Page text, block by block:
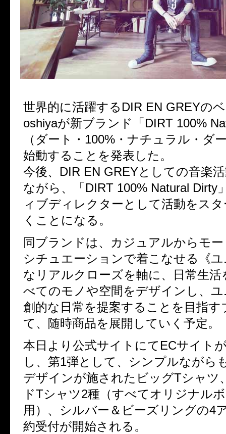
世界的に活躍するDIR EN GREYの
oshiyaが新ブランド「DIRT 100%
（ダート・100%・ナチュラル・ダ
始動することを発表した。
今後、DIR EN GREYとしての音楽
ながら、「DIRT 100% Natural Dirty
ィブディレクターとして活動をス
くことになる。
同ブランドは、カジュアルからモ
シチュエーションで着こなせる《
なリアルクローズを軸に、日常生活
べてのモノや空間をデザインし、
創的な日常を提案することを目指
て、随時商品を展開していく予定。
本日より公式サイトにてECサイト
し、第1弾として、シンプルながら
デザインが施されたビッグTシャツ
ドTシャツ2種（すべてオリジナル
用）、シルバー＆ビーズリングの4
約受付が開始される。